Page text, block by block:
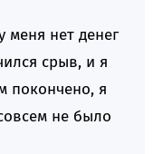
меня нет денег
срыв, и я
покончено, я
не было